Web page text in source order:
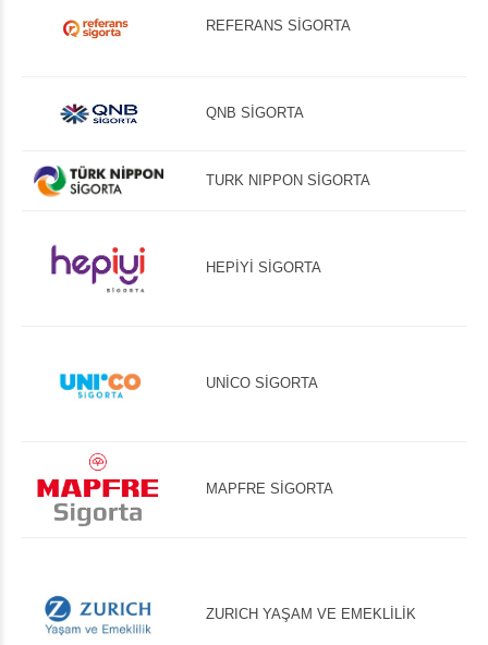
REFERANS SİGORTA
QNB SİGORTA
TURK NIPPON SİGORTA
HEPİYİ SİGORTA
UNİCO SİGORTA
MAPFRE SİGORTA
ZURICH YAŞAM VE EMEKLİLİK